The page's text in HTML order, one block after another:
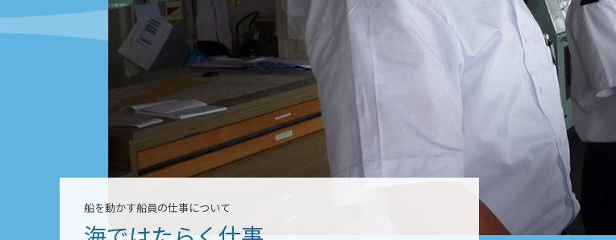
船を動かす船員の仕事について